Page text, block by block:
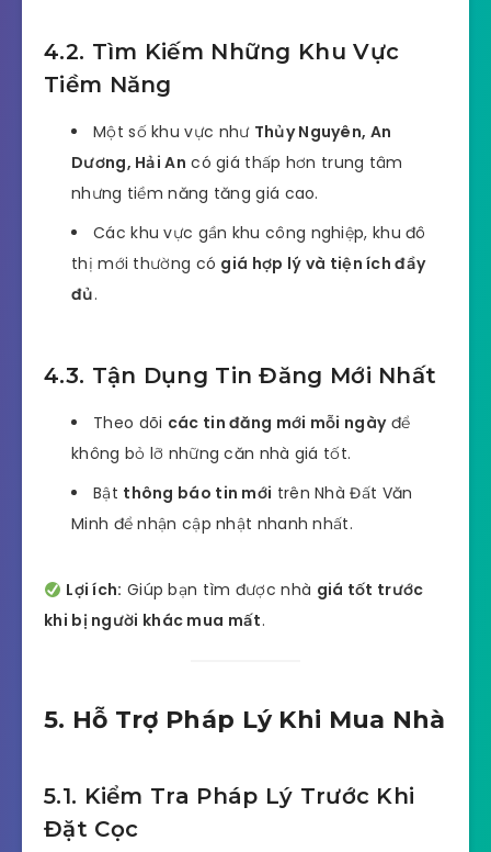
4.2. Tìm Kiếm Những Khu Vực
Tiềm Năng
Một số khu vực như Thủy Nguyên, An
Dương, Hải An có giá thấp hơn trung tâm
nhưng tiềm năng tăng giá cao.
Các khu vực gần khu công nghiệp, khu đô
thị mới thường có giá hợp lý và tiện ích đầy
đủ.
4.3. Tận Dụng Tin Đăng Mới Nhất
Theo dõi các tin đăng mới mỗi ngàyđể
không bỏ lỡ những căn nhà giá tốt.
Bật thông báo tin mới trên Nhà Đất Văn
Minh để nhận cập nhật nhanh nhất.
Lợi ích: Giúp bạn tìm được nhà giá tốt trước
khi bị người khác mua mất.
5. Hỗ Trợ Pháp Lý Khi Mua Nhà
5.1. Kiểm Tra Pháp Lý Trước Khi
Đặt Cọc